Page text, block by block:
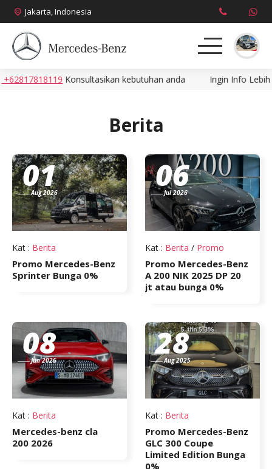
Jakarta, Indonesia
About
Promo
Brosur
Kontak
Konsultasikan kebutuhan anda Ingin Info Lebih
Berita
01
Aug 2026
Kat : Berita
Promo Mercedes-Benz
Sprinter Bunga 0%
06
Jul 2026
Kat : Berita / Promo
Promo Mercedes-Benz
A 200 NIK 2025 DP 20
jt atau bunga 0%
08
Jun 2026
Kat : Berita
Mercedes-benz cla
200 2026
28
Aug 2025
Kat : Berita
Promo Mercedes-Benz
GLC 300 Coupe
Limited Edition Bunga
0%